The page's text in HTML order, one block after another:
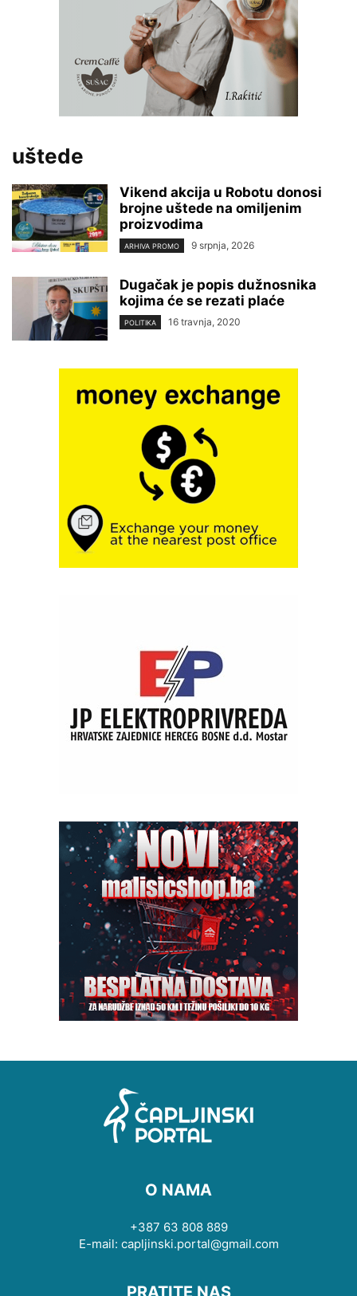
uštede
Vikend akcija u Robotu donosi
brojne uštede na omiljenim
proizvodima
ARHIVA PROMO 9 srpnja, 2026
Dugačak je popis dužnosnika
kojima će se rezati plaće
POLITIKA 16 travnja, 2020
O NAMA
+387 63 808 889
E-mail: capljinski.portal@gmail.com